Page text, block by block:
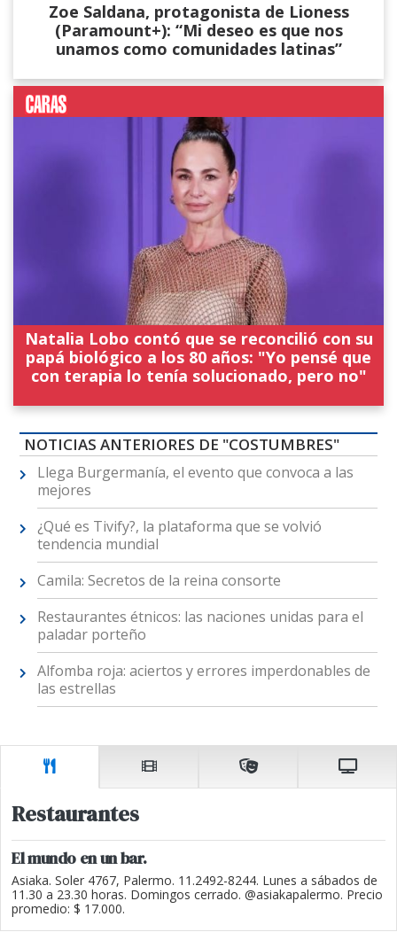
Zoe Saldana, protagonista de Lioness
(Paramount+): “Mi deseo es que nos
unamos como comunidades latinas”
Natalia Lobo contó que se reconcilió con su
papá biológico a los 80 años: "Yo pensé que
con terapia lo tenía solucionado, pero no"
NOTICIAS ANTERIORES DE "COSTUMBRES"
Llega Burgermanía, el evento que convoca a las
mejores
¿Qué es Tivify?, la plataforma que se volvió
tendencia mundial
Camila: Secretos de la reina consorte
Restaurantes étnicos: las naciones unidas para el
paladar porteño
Alfomba roja: aciertos y errores imperdonables de
las estrellas
Restaurantes
El mundo en un bar.
Asiaka. Soler 4767, Palermo. 11.2492-8244. Lunes a sábados de
11.30 a 23.30 horas. Domingos cerrado. @asiakapalermo. Precio
promedio: $ 17.000.